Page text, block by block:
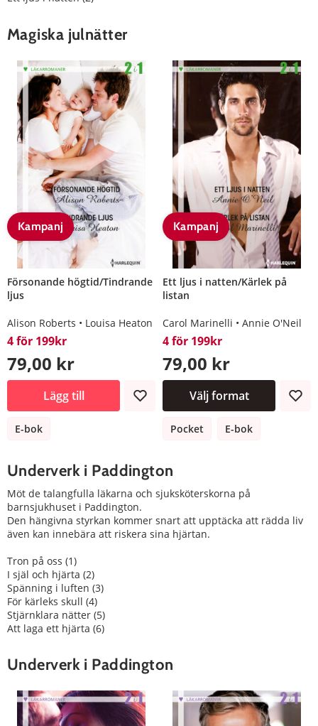
Magiska julnätter
Kampanj
Försonande högtid/Tindrande
ljus
Alison Roberts Louisa Heaton
4 för 199kr
79,00 kr
Lägg till
E-bok
Kampanj
Ett ljus i natten/Kärlek på
listan
Carol Marinelli Annie O'Neil
4 för 199kr
79,00 kr
Välj format
Pocket E-bok
Underverk i Paddington
Möt de talangfulla läkarna och sjuksköterskorna på
barnsjukhuset i Paddington.
Den hängivna styrkan kommer snart att upptäcka att rädda liv
även kan innebära att riskera sina hjärtan.
Tron på oss (1)
I själ och hjärta (2)
Spänning i luften (3)
För kärleks skull (4)
Stjärnklara nätter (5)
Att laga ett hjärta (6)
Underverk i Paddington